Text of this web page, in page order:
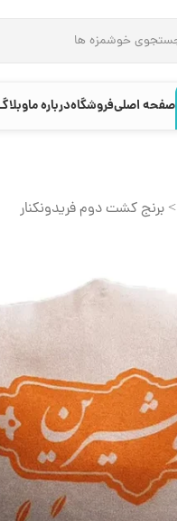
صفحه اصلیفروشگاهدرباره ما
> برنج کشت دوم فریدونکنار